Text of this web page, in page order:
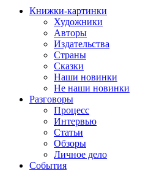
Книжки-картинки
Художники
Авторы
Издательства
Страны
Сказки
Наши новинки
Не наши новинки
Разговоры
Процесс
Интервью
Статьи
Обзоры
Личное дело
События